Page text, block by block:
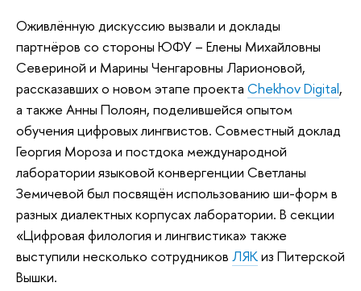
Оживлённую дискуссию вызвали и доклады
партнёров со стороны ЮФУ – Елены Михайловны
Севериной и Марины Ченгаровны Ларионовой,
рассказавших о новом этапе проекта Chekhov Digital,
а также Анны Полоян, поделившейся опытом
обучения цифровых лингвистов. Совместный доклад
Георгия Мороза и постдока международной
лаборатории языковой конвергенции Светланы
Земичевой был посвящён использованию ши-форм в
разных диалектных корпусах лаборатории. В секции
«Цифровая филология и лингвистика» также
выступили несколько сотрудников ЛЯКиз Питерской
Вышки.